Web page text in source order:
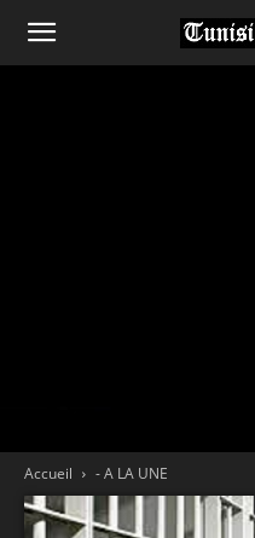
Accueil - A LA UNE